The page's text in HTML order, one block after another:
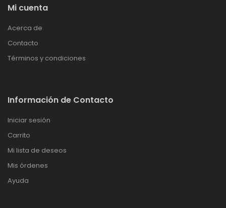
Mi cuenta
Acerca de
Contacto
Términos y condiciones
Información de Contacto
Iniciar sesión
Carrito
Mi lista de deseos
Mis órdenes
Ayuda